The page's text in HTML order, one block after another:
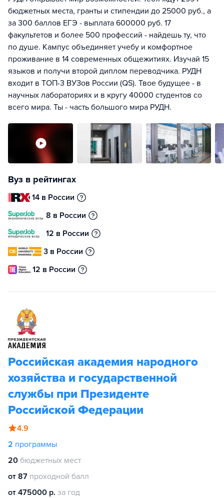
бюджетных места, гранты и стипендии до 25000 руб., а
за 300 баллов ЕГЭ - выплата 600000 руб. 17
факультетов и более 500 профессий - найдешь ту, что
по душе. Кампус объединяет учебу и комфортное
проживание в 14 современных общежитиях. Изучай 15
языков и получи второй диплом переводчика. РУДН
входит в ТОП-3 ВУЗов России (QS). Твое будущее - в
научных лабораториях и в кругу 40000 студентов со
всего мира. Ты - часть большого мира РУДН.
Вуз в рейтингах
14 в России
8 в России
12 в России
3 в России
12 в России
Российская академия народного
хозяйства и государственной
службы при Президенте
Российской Федерации
4.9
2 программы
20 бюджетных мест
от 87 проходной балл
от 475000 р. за год